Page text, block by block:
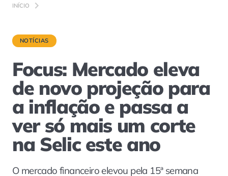
INÍCIO
NOTÍCIAS
Focus: Mercado eleva
de novo projeção para
a inflação e passa a
ver só mais um corte
na Selic este ano
O mercado financeiro elevou pela 15ª semana